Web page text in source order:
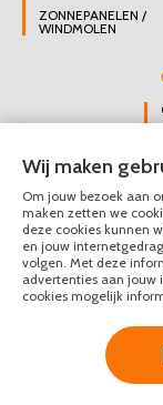
ZONNEPANELEN /
WINDMOLEN
©
Wij maken
Om jouw bezoek aan
maken zetten we
deze cookies kunnen
en jouw
volgen. Met deze
advertenties aan jouw
cookies mogelijk